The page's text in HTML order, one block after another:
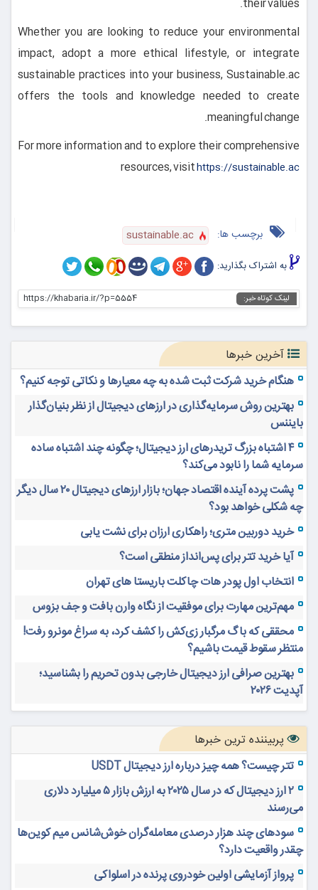
their values.
Whether you are looking to reduce your environmental
impact, adopt a more ethical lifestyle, or integrate
sustainable practices into your business, Sustainable.ac
offers the tools and knowledge needed to create
meaningful change.
For more information and to explore their comprehensive
resources, visithttps://sustainable.ac
برچسب ها: sustainable.ac
به اشتراک بگذارید:
لینک کوتاه خبر: https://khabaria.ir/?p=5554
آخرین خبرها
هنگام خرید شرکت ثبت شده به چه معیارها و نکاتی توجه کنیم؟
بهترین روش سرمایه‌گذاری در ارزهای دیجیتال از نظر بنیان‌گذار
بایننس
۴ اشتباه بزرگ تریدرهای ارز دیجیتال؛ چگونه چند اشتباه ساده
سرمایه شما را نابود می‌کند؟
پشت پرده آینده اقتصاد جهان؛ بازار ارزهای دیجیتال ۲۰ سال دیگر
چه شکلی خواهد بود؟
خرید دوربین متری؛ راهکاری ارزان برای نشت یابی
آیا خرید تتر برای پس‌انداز منطقی است؟
انتخاب اول پودر هات چاکلت باریستا های تهران
مهم‌ترین مهارت برای موفقیت از نگاه وارن بافت و جف بزوس
محققی که باگ مرگبار زی‌کش را کشف کرد، به سراغ مونرو رفت!
منتظر سقوط قیمت باشیم؟
بهترین صرافی ارز دیجیتال خارجی بدون تحریم را بشناسید؛
آپدیت ۲۰۲۶
پربیننده ترین خبرها
تتر چیست؟ همه چیز درباره ارز دیجیتال USDT
۲ ارز دیجیتال که در سال ۲۰۲۵ به ارزش بازار ۵ میلیارد دلاری
می‌رسند
سودهای چند هزار درصدی معامله‌گران خوش‌شانس میم کوین‌ها
چقدر واقعیت دارد؟
پرواز آزمایشی اولین خودروی پرنده در اسلواکی